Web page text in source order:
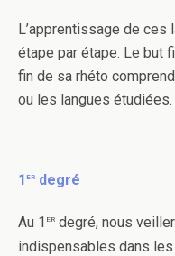
L’apprentissage de ces
étape par étape. Le but
fin de sa rhéto
ou les langues étudiées.
1 er degré
Au 1 er degré, nous
indispensables dans